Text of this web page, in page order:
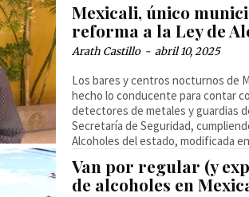
Mexicali, único
reforma a la Ley de
Arath Castillo - abril 10, 2025
Los bares y centros nocturnos de
hecho lo conducente para contar
detectores de metales y guardias
Secretaría de Seguridad,
Alcoholes del estado, modificada en
Van por regular (y
de alcoholes en